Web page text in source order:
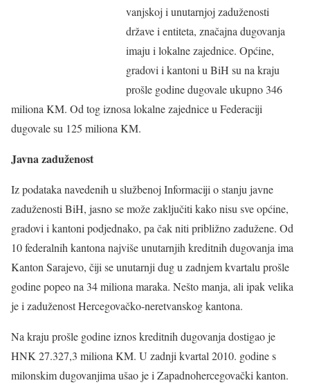
vanjskoj i unutarnjoj zaduženosti
države i entiteta, značajna dugovanja
imaju i lokalne zajednice. Općine,
gradovi i kantoni u BiH su na kraju
prošle godine dugovale ukupno 346
miliona KM. Od tog iznosa lokalne zajednice u Federaciji
dugovale su 125 miliona KM.
Javna zaduženost
Iz podataka navedenih u službenoj Informaciji o stanju javne
zaduženosti BiH, jasno se može zaključiti kako nisu sve općine,
gradovi i kantoni podjednako, pa čak niti približno zadužene. Od
10 federalnih kantona najviše unutarnjih kreditnih dugovanja ima
Kanton Sarajevo, čiji se unutarnji dug u zadnjem kvartalu prošle
godine popeo na 34 miliona maraka. Nešto manja, ali ipak velika
je i zaduženost Hercegovačko-neretvanskog kantona.
Na kraju prošle godine iznos kreditnih dugovanja dostigao je
HNK 27.327,3 miliona KM. U zadnji kvartal 2010. godine s
milonskim dugovanjima ušao je i Zapadnohercegovački kanton.